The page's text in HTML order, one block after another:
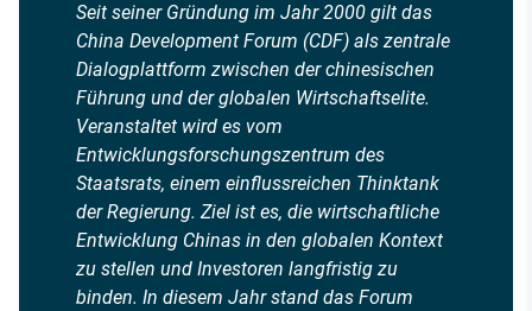
Seit seiner Gründung im Jahr 2000 gilt das
China Development Forum (CDF) als zentrale
Dialogplattform zwischen der chinesischen
Führung und der globalen Wirtschaftselite.
Veranstaltet wird es vom
Entwicklungsforschungszentrum des
Staatsrats, einem einflussreichen Thinktank
der Regierung. Ziel ist es, die wirtschaftliche
Entwicklung Chinas in den globalen Kontext
zu stellen und Investoren langfristig zu
binden. In diesem Jahr stand das Forum